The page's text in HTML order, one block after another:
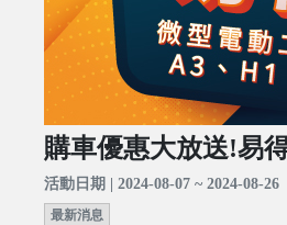
購車優惠大放送!易
活動日期 | 2024-08-07 ~ 2024-08-26
最新消息